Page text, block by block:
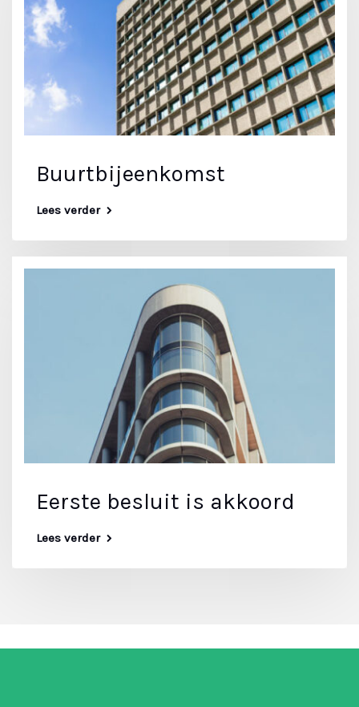
Buurtbijeenkomst
Lees verder
Eerste besluit is akkoord
Lees verder